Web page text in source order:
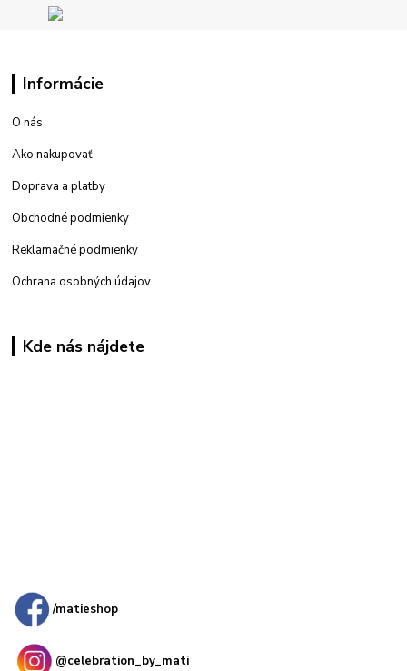
Informácie
O nás
Ako nakupovať
Doprava a platby
Obchodné podmienky
Reklamačné podmienky
Ochrana osobných údajov
Kde nás nájdete
/matieshop
@celebration_by_mati